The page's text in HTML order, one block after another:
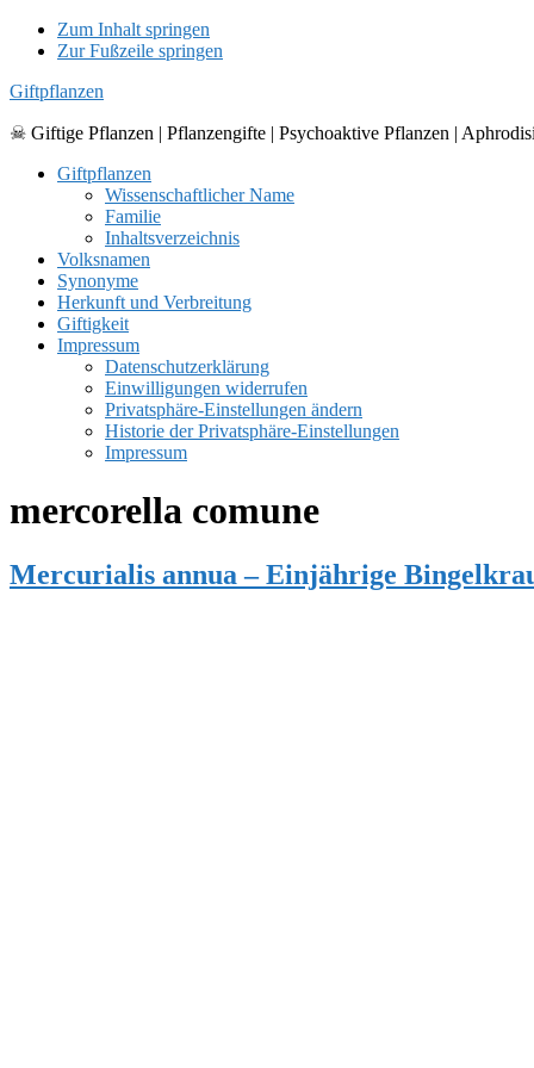
Zum Inhalt springen
Zur Fußzeile springen
Giftpflanzen
☠ Giftige Pflanzen | Pflanzengifte | Psychoaktive Pflanzen |
Giftpflanzen
Wissenschaftlicher Name
Familie
Inhaltsverzeichnis
Volksnamen
Synonyme
Herkunft und Verbreitung
Giftigkeit
Impressum
Datenschutzerklärung
Einwilligungen widerrufen
Privatsphäre-Einstellungen ändern
Historie der Privatsphäre-Einstellungen
Impressum
mercorella comune
Mercurialis annua – Einjährige